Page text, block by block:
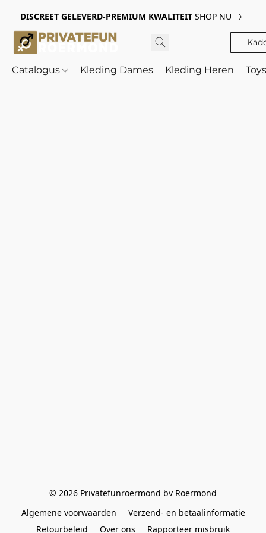
DISCREET GELEVERD-PREMIUM KWALITEIT SHOP NU
Catalogus Kleding Dames Kleding Heren
© 2026 Privatefunroermond bv Roermond
Algemene voorwaarden
Verzend- en betaalinformatie
Retourbeleid
Over ons Rapporteer misbruik